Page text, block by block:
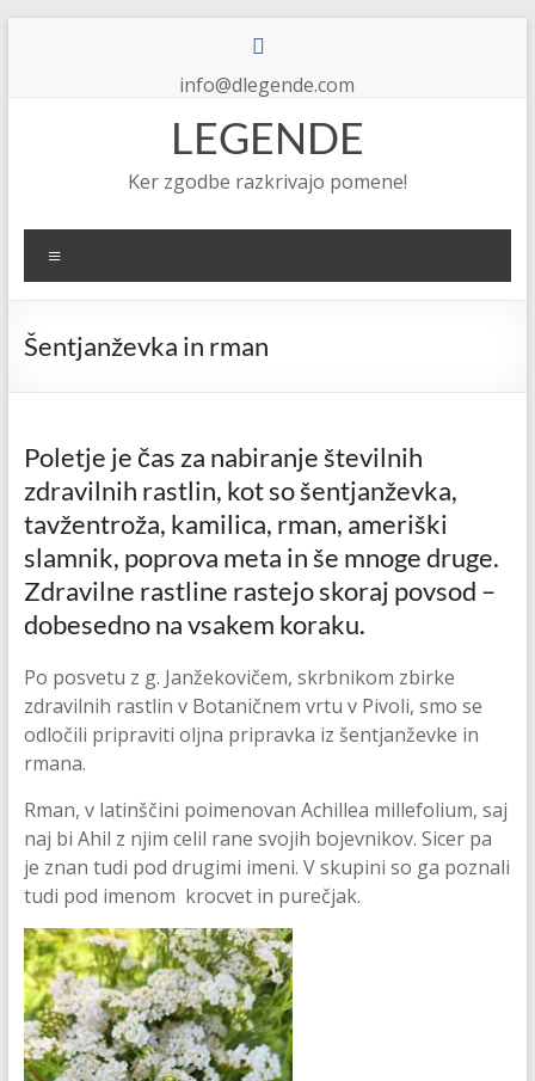
info@dlegende.com
LEGENDE
Ker zgodbe razkrivajo pomene!
Šentjanževka in rman
Poletje je čas za nabiranje številnih
zdravilnih rastlin, kot so šentjanževka,
tavžentroža, kamilica, rman, ameriški
slamnik, poprova meta in še mnoge druge.
Zdravilne rastline rastejo skoraj povsod –
dobesedno na vsakem koraku.
Po posvetu z g. Janžekovičem, skrbnikom zbirke
zdravilnih rastlin v Botaničnem vrtu v Pivoli, smo se
odločili pripraviti oljna pripravka iz šentjanževke in
rmana.
Rman, v latinščini poimenovan Achillea millefolium, saj
naj bi Ahil z njim celil rane svojih bojevnikov. Sicer pa
je znan tudi pod drugimi imeni. V skupini so ga poznali
tudi pod imenom krocvet in purečjak.